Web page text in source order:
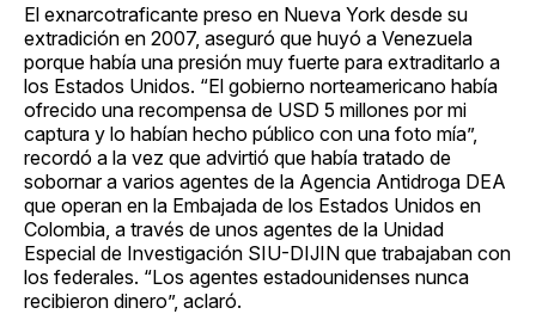
El exnarcotraficante preso en Nueva York desde su
extradición en 2007, aseguró que huyó a Venezuela
porque había una presión muy fuerte para extraditarlo a
los Estados Unidos. “El gobierno norteamericano había
ofrecido una recompensa de USD 5 millones por mi
captura y lo habían hecho público con una foto mía”,
recordó a la vez que advirtió que había tratado de
sobornar a varios agentes de la Agencia Antidroga DEA
que operan en la Embajada de los Estados Unidos en
Colombia, a través de unos agentes de la Unidad
Especial de Investigación SIU-DIJIN que trabajaban con
los federales. “Los agentes estadounidenses nunca
recibieron dinero”, aclaró.